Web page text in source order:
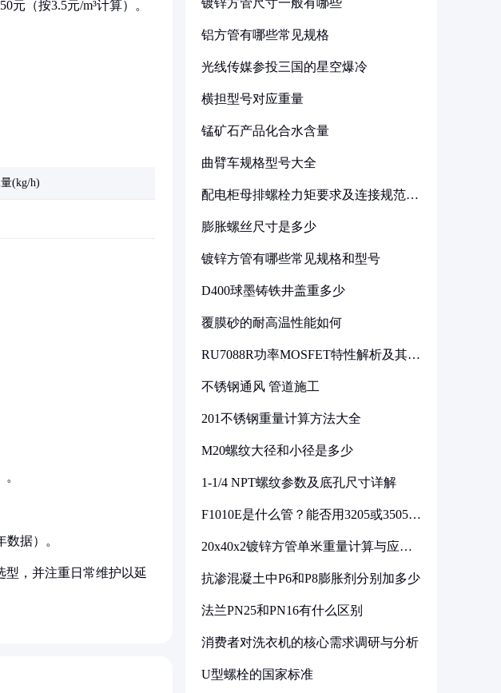
（按3.5元/m³计算）。
(kg/h)
据）。
型，并注重日常维护以延
镀锌方管尺寸一般有哪些
铝方管有哪些常见规格
光线传媒参投三国的星空爆冷
横担型号对应重量
锰矿石产品化合水含量
曲臂车规格型号大全
配电柜母排螺栓力矩要求及连接规范详
膨胀螺丝尺寸是多少
镀锌方管有哪些常见规格和型号
D400球墨铸铁井盖重多少
覆膜砂的耐高温性能如何
RU7088R功率MOSFET特性解析及其在
不锈钢通风 管道施工
201不锈钢重量计算方法大全
M20螺纹大径和小径是多少
1-1/4 NPT螺纹参数及底孔尺寸详解
F1010E是什么管？能否用3205或3505代
20x40x2镀锌方管单米重量计算与应用
抗渗混凝土中P6和P8膨胀剂分别加多少
法兰PN25和PN16有什么区别
消费者对洗衣机的核心需求调研与分析
U型螺栓的国家标准